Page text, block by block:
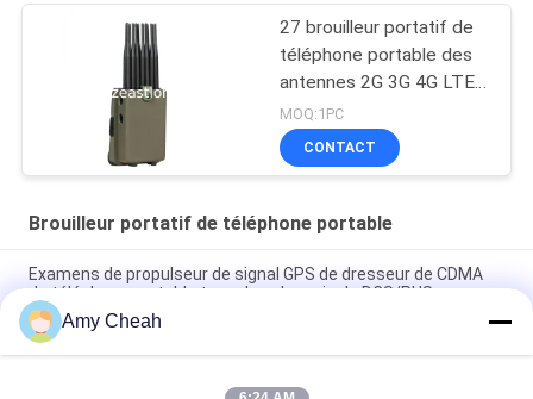
27 brouilleur portatif de
téléphone portable des
antennes 2G 3G 4G LTE
5G WIFI avec le blocage
de radio de fréquence
ultra-haute FM de VHF
MOQ:1PC
CONTACT
Brouilleur portatif de téléphone portable
Examens de propulseur de signal GPS de dresseur de CDMA
de téléphone portable tenu dans la main de DCS/PHS
28 bandes Brouilleur de téléphone portable WIFI GPS UHF VHF
315 433 12 mois de garantie
Amy Cheah